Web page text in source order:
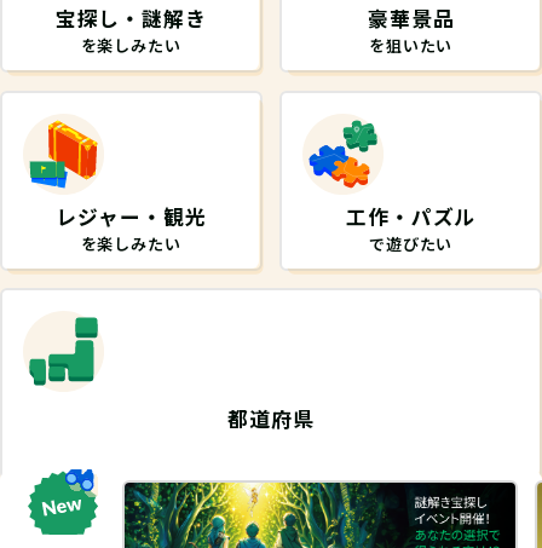
宝探し・謎解き
を楽しみたい
豪華景品
を狙いたい
レジャー・観光
を楽しみたい
工作・パズル
で遊びたい
都道府県